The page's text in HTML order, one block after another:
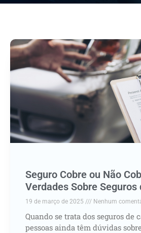
Seguro Cobre ou Não
Verdades Sobre Seguros
19 de março de 2025 Nenhum
Quando se trata dos seguros de
pessoas ainda têm dúvidas